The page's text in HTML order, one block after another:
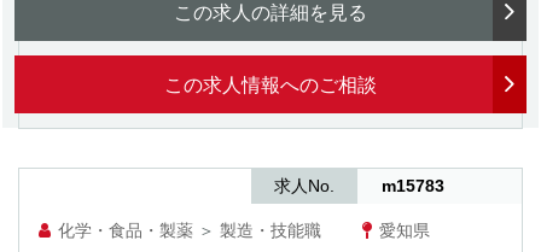
この求人の詳細を見る
この求人情報へのご相談
化学・食品・製薬 ＞ 製造・技能職 愛知県
求人No. m15783